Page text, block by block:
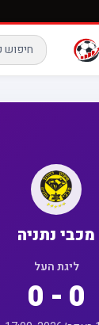
מכבי נתניה
ליגת העל
0 - 0